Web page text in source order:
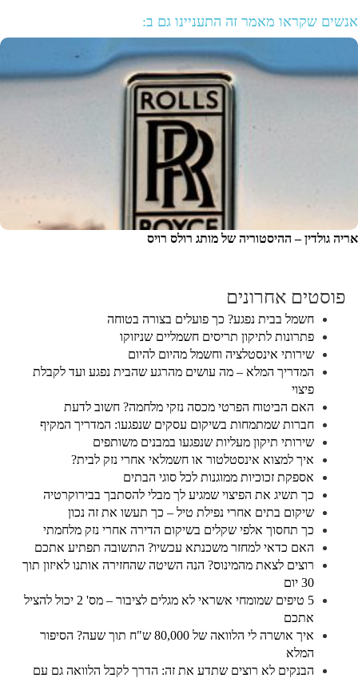
אנשים שקראו מאמר זה התעניינו גם ב:
אריה גולדין – ההיסטוריה של מותג רולס רויס
פוסטים אחרונים
חשמל בבית נפגע? כך פועלים בצורה בטוחה
פתרונות לתיקון תריסים חשמליים שניזוקו
שירותי אינסטלציה וחשמל מהיום להיום
המדריך המלא – מה עושים מהרגע שהבית נפגע ועד לקבלת
פיצוי
האם הביטוח הפרטי מכסה נזקי מלחמה? חשוב לדעת
חברות שמתמחות בשיקום עסקים שנפגעו: המדריך המקיף
שירותי תיקון מעליות שנפגעו במבנים משותפים
איך למצוא אינסטלטור או חשמלאי אחרי נזק לבית?
אספקת זכוכיות ממוגנות לכל סוגי הבתים
כך תשיג את הפיצוי שמגיע לך מבלי להסתבך בבירוקרטיה
שיקום בתים אחרי נפילת טיל – כך תעשו את זה נכון
כך תחסוך אלפי שקלים בשיקום הדירה אחרי נזק מלחמתי
האם כדאי למחזר משכנתא עכשיו? התשובה תפתיע אתכם
רוצים לצאת מהמינוס? הנה השיטה שהחזירה אותנו לאיזון תוך
30 יום
5 טיפים שמומחי אשראי לא מגלים לציבור – מס' 2 יכול להציל
אתכם
איך אושרה לי הלוואה של 80,000 ש"ח תוך שעה? הסיפור
המלא
הבנקים לא רוצים שתדע את זה: הדרך לקבל הלוואה גם עם